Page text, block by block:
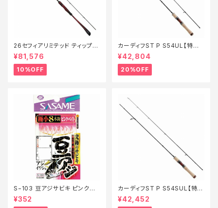
26セフィアリミテッド ティップエ
ギング S63ML+S【継続セール_
ロッド】【10】
¥81,576
10%OFF
カーディフST P S54UL【特価
ロッド】【20】
¥42,804
20%OFF
S−103 豆アジサビキ ピンクベ
イト 1【特価仕掛】【20】
¥352
カーディフST P S54SUL【特価
ロッド】【20】
¥42,452